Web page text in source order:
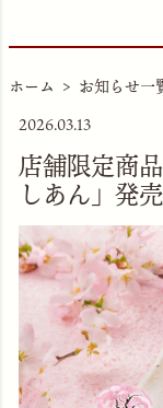
ホーム
お知らせ一
2026.03.13
店舗限定商
しあん」発